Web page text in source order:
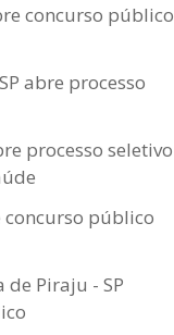
concurso público
abre processo
processo seletivo
concurso público
Piraju - SP